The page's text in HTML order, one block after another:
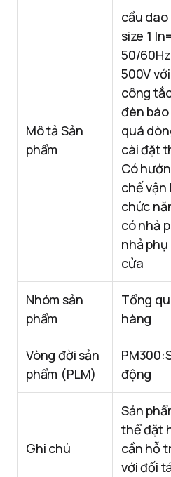
Mô tả Sản
phẩm
cầu
size 1
50/
500V
công
đèn
quá
cài đặt
Có
chế vận
chức
có nhả
nhả
cửa
Nhóm sản
phẩm
Tổng
hàng
Vòng đời sản
phẩm (PLM)
động
Ghi chú
Sản
thể đặt
cần hỗ
với đối